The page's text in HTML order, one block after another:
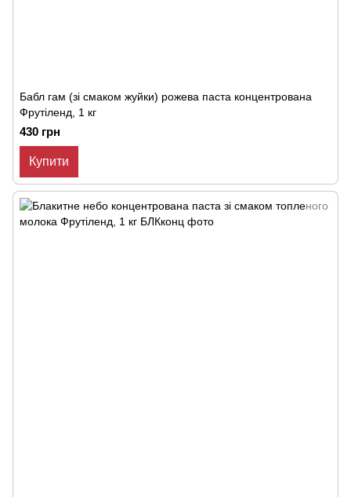
Бабл гам (зі смаком жуйки) рожева паста концентрована
Фрутіленд, 1 кг
430 грн
Купити